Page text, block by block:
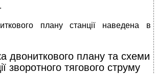
плану станції наведена в
двониткового плану та схеми
зворотного тягового струму